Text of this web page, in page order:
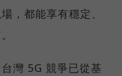
，都能享有穩定、
灣 5G 競爭已從基